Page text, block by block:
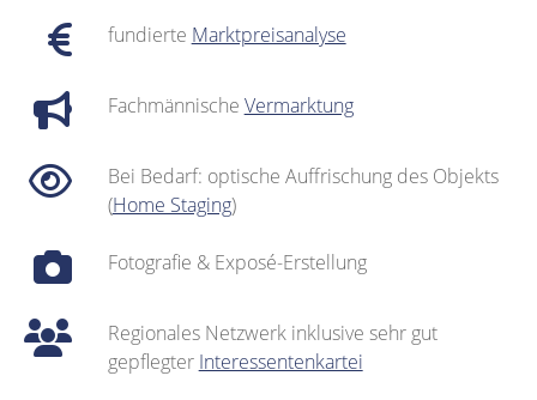
fundierte Marktpreisanalyse
Fachmännische Vermarktung
Bei Bedarf: optische Auffrischung des Objekts
(Home Staging)
Fotografie & Exposé-Erstellung
Regionales Netzwerk inklusive sehr gut
gepflegter Interessentenkartei